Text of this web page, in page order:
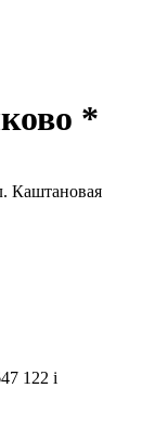
*
Каштановая
122 i